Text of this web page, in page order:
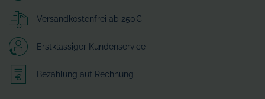
Versandkostenfrei ab 250€
Erstklassiger Kundenservice
Bezahlung auf Rechnung